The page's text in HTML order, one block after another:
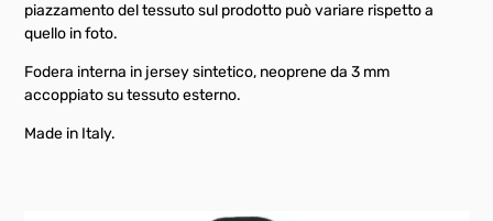
piazzamento del tessuto sul prodotto può variare rispetto a
quello in foto.
Fodera interna in jersey sintetico, neoprene da 3 mm
accoppiato su tessuto esterno.
Made in Italy.